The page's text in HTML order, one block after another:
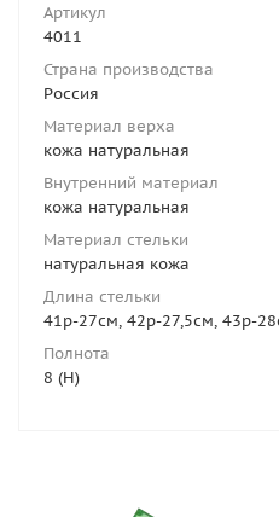
Артикул
4011
Страна производства
Россия
Материал верха
кожа натуральная
Внутренний материал
кожа натуральная
Материал стельки
натуральная кожа
Длина стельки
41р-27см, 42р-27,5см, 43р-
Полнота
8 (H)